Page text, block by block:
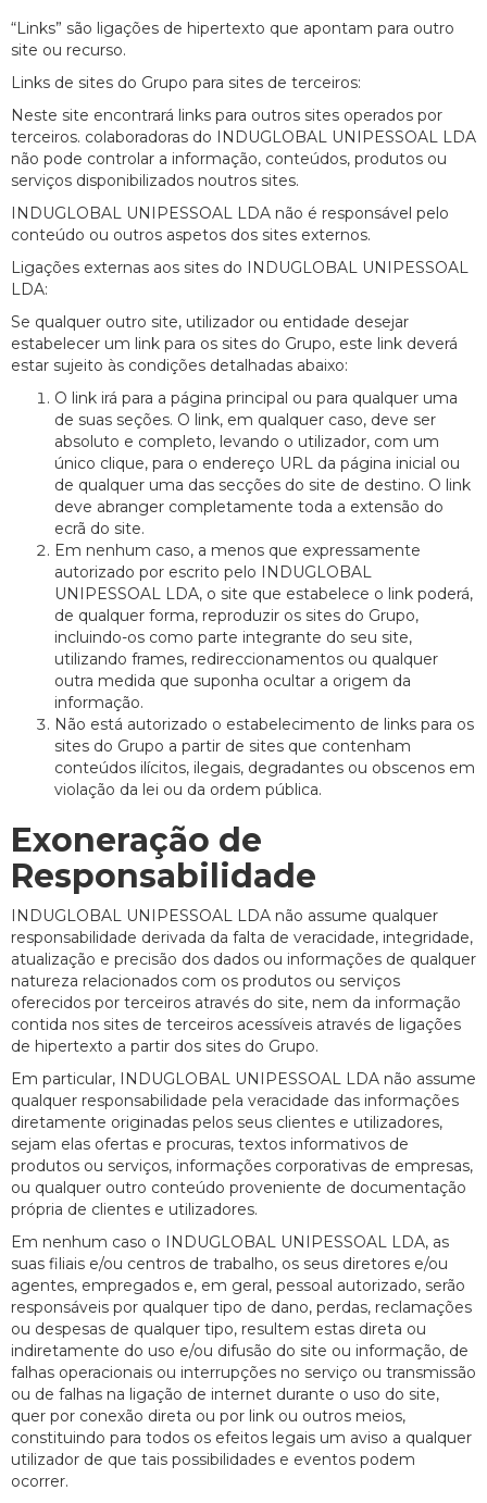
“Links” são ligações de hipertexto que apontam para outro
site ou recurso.
Links de sites do Grupo para sites de terceiros:
Neste site encontrará links para outros sites operados por
terceiros. colaboradoras do INDUGLOBAL UNIPESSOAL LDA
não pode controlar a informação, conteúdos, produtos ou
serviços disponibilizados noutros sites.
INDUGLOBAL UNIPESSOAL LDA não é responsável pelo
conteúdo ou outros aspetos dos sites externos.
Ligações externas aos sites do INDUGLOBAL UNIPESSOAL
LDA:
Se qualquer outro site, utilizador ou entidade desejar
estabelecer um link para os sites do Grupo, este link deverá
estar sujeito às condições detalhadas abaixo:
O link irá para a página principal ou para qualquer uma
de suas seções. O link, em qualquer caso, deve ser
absoluto e completo, levando o utilizador, com um
único clique, para o endereço URL da página inicial ou
de qualquer uma das secções do site de destino. O link
deve abranger completamente toda a extensão do
ecrã do site.
Em nenhum caso, a menos que expressamente
autorizado por escrito pelo INDUGLOBAL
UNIPESSOAL LDA, o site que estabelece o link poderá,
de qualquer forma, reproduzir os sites do Grupo,
incluindo-os como parte integrante do seu site,
utilizando frames, redireccionamentos ou qualquer
outra medida que suponha ocultar a origem da
informação.
Não está autorizado o estabelecimento de links para os
sites do Grupo a partir de sites que contenham
conteúdos ilícitos, ilegais, degradantes ou obscenos em
violação da lei ou da ordem pública.
Exoneração de
Responsabilidade
INDUGLOBAL UNIPESSOAL LDA não assume qualquer
responsabilidade derivada da falta de veracidade, integridade,
atualização e precisão dos dados ou informações de qualquer
natureza relacionados com os produtos ou serviços
oferecidos por terceiros através do site, nem da informação
contida nos sites de terceiros acessíveis através de ligações
de hipertexto a partir dos sites do Grupo.
Em particular, INDUGLOBAL UNIPESSOAL LDA não assume
qualquer responsabilidade pela veracidade das informações
diretamente originadas pelos seus clientes e utilizadores,
sejam elas ofertas e procuras, textos informativos de
produtos ou serviços, informações corporativas de empresas,
ou qualquer outro conteúdo proveniente de documentação
própria de clientes e utilizadores.
Em nenhum caso o INDUGLOBAL UNIPESSOAL LDA, as
suas filiais e/ou centros de trabalho, os seus diretores e/ou
agentes, empregados e, em geral, pessoal autorizado, serão
responsáveis por qualquer tipo de dano, perdas, reclamações
ou despesas de qualquer tipo, resultem estas direta ou
indiretamente do uso e/ou difusão do site ou informação, de
falhas operacionais ou interrupções no serviço ou transmissão
ou de falhas na ligação de internet durante o uso do site,
quer por conexão direta ou por link ou outros meios,
constituindo para todos os efeitos legais um aviso a qualquer
utilizador de que tais possibilidades e eventos podem
ocorrer.